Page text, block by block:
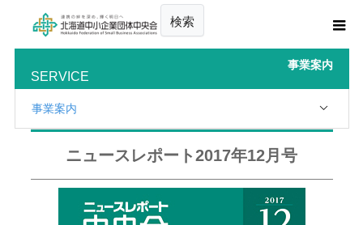
検索
SERVICE
事業案内
事業案内
ニュースレポート2017年12月号